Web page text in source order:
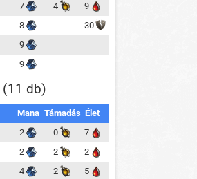
7 4
9
8
30
9
9
(11 db)
Mana Támadás Élet
2 0
7
2 2
2
4 2
5